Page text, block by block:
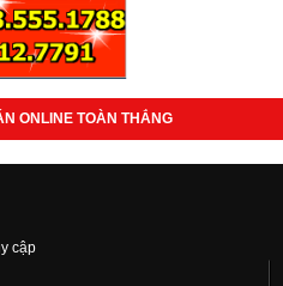
ONLINE TOÀN THẮNG
cập